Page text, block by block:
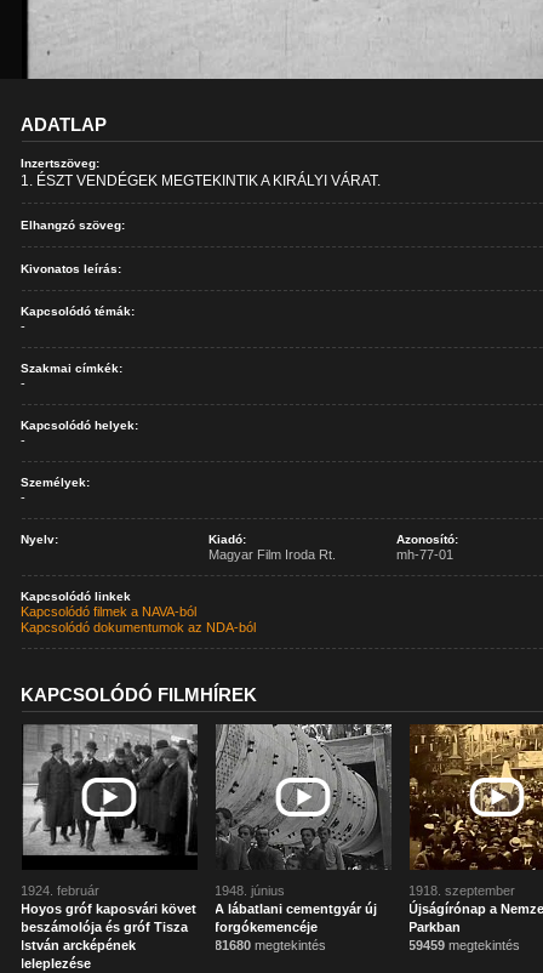
ADATLAP
Inzertszöveg:
1. ÉSZT VENDÉGEK MEGTEKINTIK A KIRÁLYI VÁRAT.
Elhangzó szöveg:
Kivonatos leírás:
Kapcsolódó témák:
-
Szakmai címkék:
-
Kapcsolódó helyek:
-
Személyek:
-
Nyelv: Kiadó:
Magyar Film Iroda Rt.
Azonosító:
mh-77-01
Kapcsolódó linkek
Kapcsolódó filmek a NAVA-ból
Kapcsolódó dokumentumok az NDA-ból
KAPCSOLÓDÓ FILMHÍREK
1924. február
Hoyos gróf kaposvári követ
beszámolója és gróf Tisza
István arcképének
leleplezése
1948. június
A lábatlani cementgyár új
forgókemencéje
81680 megtekintés
1918. szeptember
Újságírónap a
Parkban
59459 megtekintés